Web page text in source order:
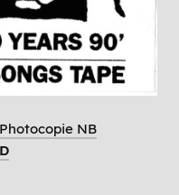
Photocopie NB
D